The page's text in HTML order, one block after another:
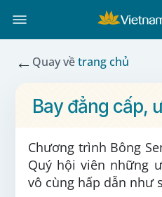
← Quay vềtrang chủ
Bay đẳng cấp,
Chương trình Bông
Quý hội viên những
vô cùng hấp dẫn như